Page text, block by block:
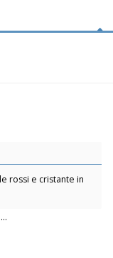
rossi e cristante in